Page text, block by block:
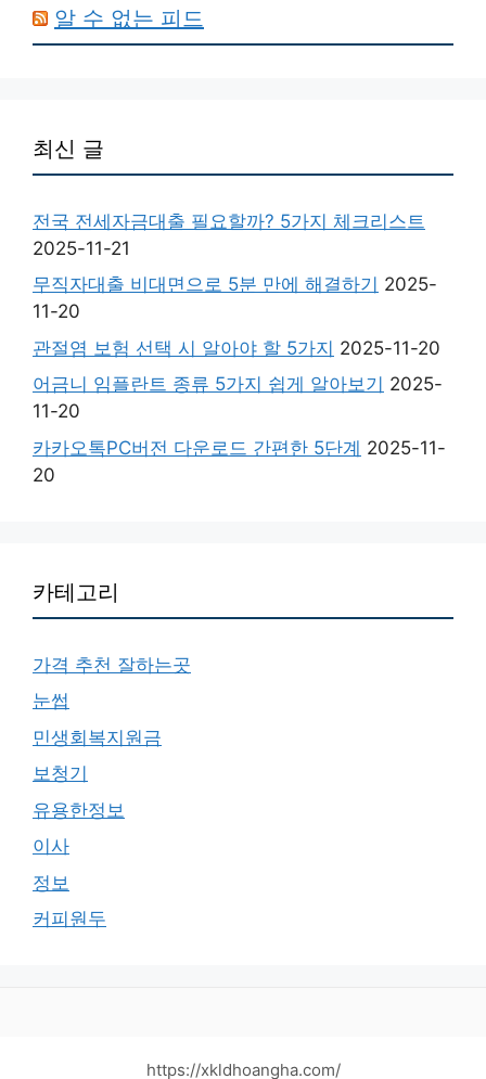
알 수 없는 피드
최신 글
전국 전세자금대출 필요할까? 5가지 체크리스트
2025-11-21
무직자대출 비대면으로 5분 만에 해결하기 2025-
11-20
관절염 보험 선택 시 알아야 할 5가지 2025-11-20
어금니 임플란트 종류 5가지 쉽게 알아보기 2025-
11-20
카카오톡PC버전 다운로드 간편한 5단계 2025-11-
20
카테고리
가격 추천 잘하는곳
눈썹
민생회복지원금
보청기
유용한정보
이사
정보
커피원두
https://xkldhoangha.com/